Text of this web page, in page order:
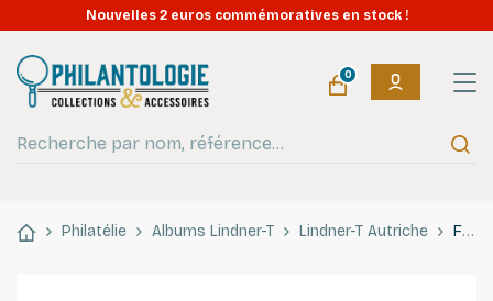
Nouvelles 2 euros commémoratives en stock !
0
Philatélie Albums Lindner-T Lindner-T Autriche Feuilles préimprimées Lindner-T Autriche 1968-1974.